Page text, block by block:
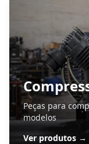
Peças para
modelos
Ver produtos →